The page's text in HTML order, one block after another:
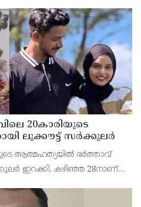
20കാരിയുടെ
ലുക്കൗട്ട് സർക്കുലർ
ആത്മഹത്യയിൽ ഭർത്താവ്
ഇറക്കി. കഴിഞ്ഞ 28നാണ്